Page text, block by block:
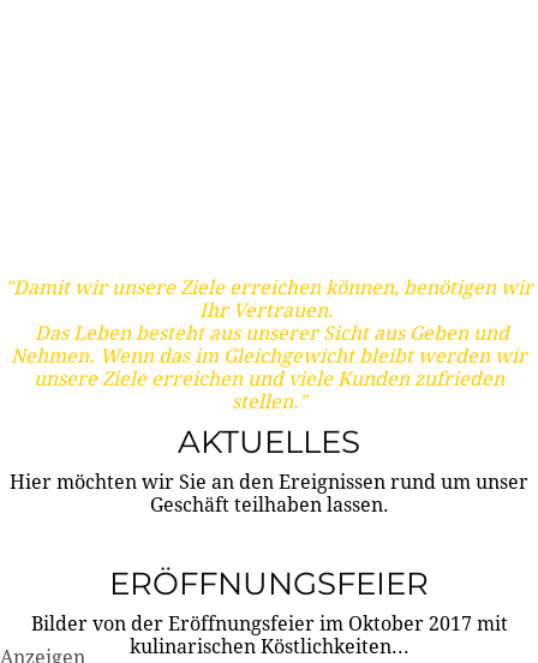
"Damit wir unsere Ziele erreichen können, benötigen wir
Ihr Vertrauen.
Das Leben besteht aus unserer Sicht aus Geben und
Nehmen. Wenn das im Gleichgewicht bleibt werden wir
unsere Ziele erreichen und viele Kunden zufrieden
stellen."
AKTUELLES
Hier möchten wir Sie an den Ereignissen rund um unser
Geschäft teilhaben lassen.
ERÖFFNUNGSFEIER
Bilder von der Eröffnungsfeier im Oktober 2017 mit
kulinarischen Köstlichkeiten...
Anzeigen